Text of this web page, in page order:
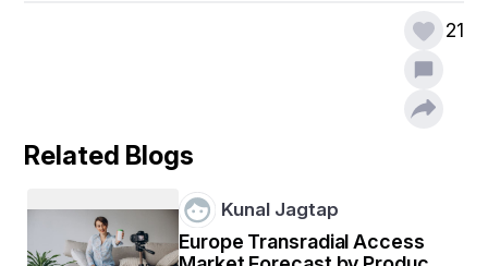
ଅଶ୍ରୁ ସିଞ୍ଚିବ,ହୃଦ ବେଦନା ଢାଳିଛି ,
ମଳୟର ଦୁଷ୍ଟାମୀ ଶୀତ ଶିଶିର ବଢାଏ
ସମ୍ଭାଳିବ ହୃଦକୁ, ବିରହ ବୁଣିଛି,
21
Related Blogs
Kunal Jagtap
Europe Transradial Access